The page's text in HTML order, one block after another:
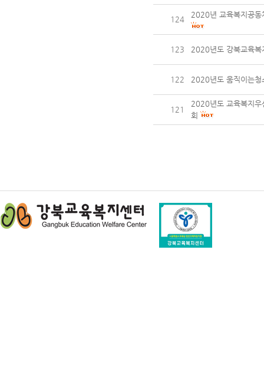
124
2020년 교육복지공동
123 2020년도 강북교육복
122 2020년도 움직이는청
121
2020년도 교육복지우
회